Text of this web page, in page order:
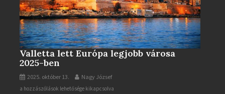
Valletta lett Európa legjobb városa
2025-ben
2025. október 13. Nagy József
Valletta
a hozzászólások lehetősége kikapcsolva